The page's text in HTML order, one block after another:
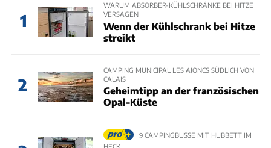
1
WARUM ABSORBER-KÜHLSCHRÄNKE BEI HITZE
VERSAGEN
Wenn der Kühlschrank bei Hitze
streikt
2
CAMPING MUNICIPAL LES AJONCS SÜDLICH VON
CALAIS
Geheimtipp an der französischen
Opal-Küste
9 CAMPINGBUSSE MIT HUBBETT IM
HECK